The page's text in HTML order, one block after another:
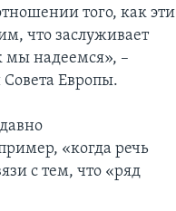
того, как эти
что заслуживает
мы надеемся», –
Совета Европы.
«когда речь
с тем, что «ряд